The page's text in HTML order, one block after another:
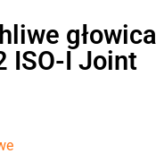
ISO-I Joint